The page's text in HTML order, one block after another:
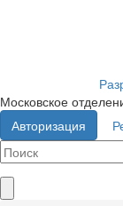
Московское
Авторизация